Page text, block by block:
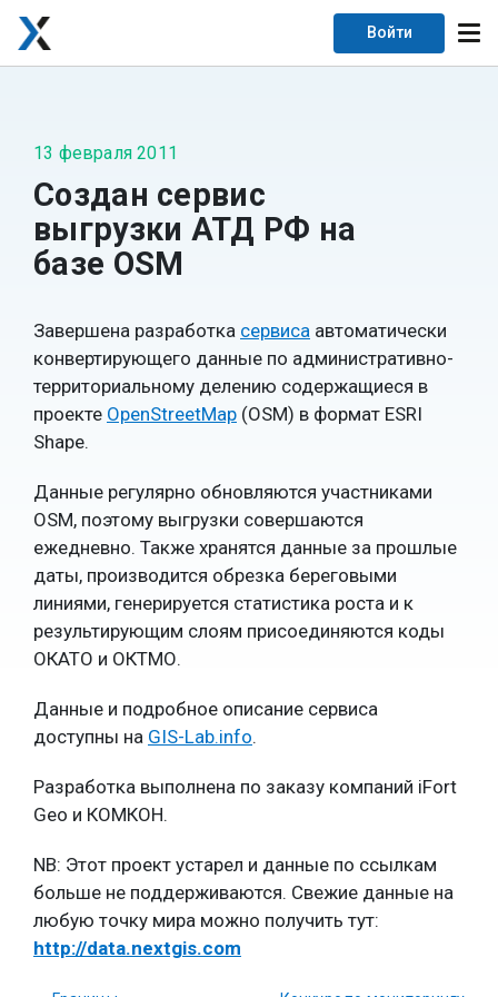
Войти
13 февраля 2011
Создан сервис
выгрузки АТД РФ на
базе OSM
Завершена разработка сервиса автоматически
конвертирующего данные по административно-
территориальному делению содержащиеся в
проекте OpenStreetMap (OSM) в формат ESRI
Shape.
Данные регулярно обновляются участниками
OSM, поэтому выгрузки совершаются
ежедневно. Также хранятся данные за прошлые
даты, производится обрезка береговыми
линиями, генерируется статистика роста и к
результирующим слоям присоединяются коды
ОКАТО и ОКТМО.
Данные и подробное описание сервиса
доступны на GIS-Lab.info.
Разработка выполнена по заказу компаний iFort
Geo и КОМКОН.
NB: Этот проект устарел и данные по ссылкам
больше не поддерживаются. Свежие данные на
любую точку мира можно получить тут:
http://data.nextgis.com